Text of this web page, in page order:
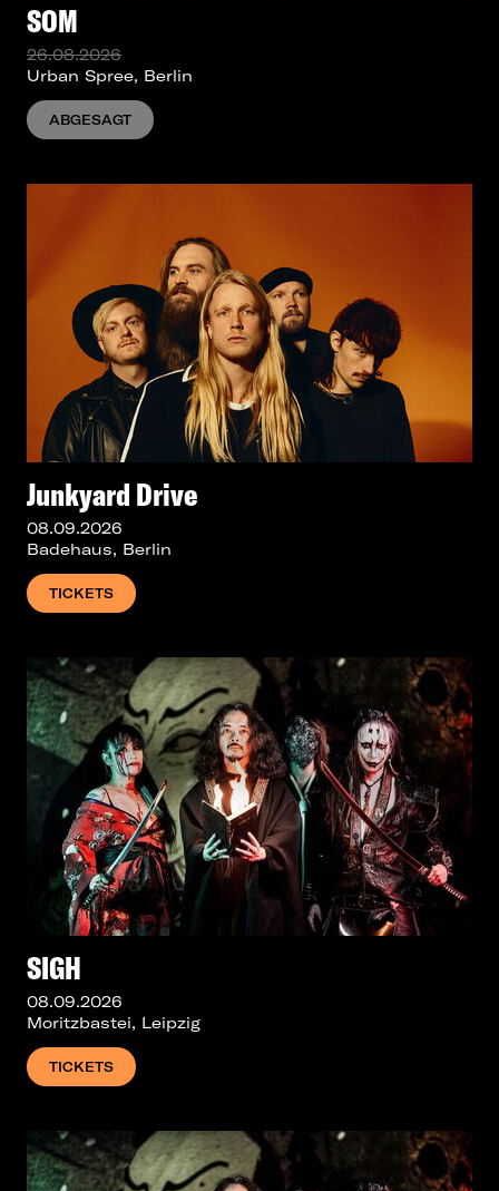
SOM
26.08.2026
Urban Spree, Berlin
ABGESAGT
Junkyard Drive
08.09.2026
Badehaus, Berlin
TICKETS
SIGH
08.09.2026
Moritzbastei, Leipzig
TICKETS